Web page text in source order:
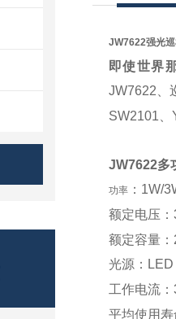
JW7622强光
即使世界
JW7622、
SW2101、
JW7622多
功率： 1W/
额定电压：
额定容量：
光源： LED
工作电流：
平均使用